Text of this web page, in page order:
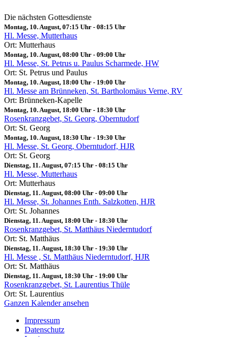
Die nächsten Gottesdienste
Montag, 10. August, 07:15 Uhr - 08:15 Uhr
Hl. Messe, Mutterhaus
Ort: Mutterhaus
Montag, 10. August, 08:00 Uhr - 09:00 Uhr
Hl. Messe, St. Petrus u. Paulus Scharmede, HW
Ort: St. Petrus und Paulus
Montag, 10. August, 18:00 Uhr - 19:00 Uhr
Hl. Messe am Brünneken, St. Bartholomäus Verne, RV
Ort: Brünneken-Kapelle
Montag, 10. August, 18:00 Uhr - 18:30 Uhr
Rosenkranzgebet, St. Georg, Oberntudorf
Ort: St. Georg
Montag, 10. August, 18:30 Uhr - 19:30 Uhr
Hl. Messe, St. Georg, Oberntudorf, HJR
Ort: St. Georg
Dienstag, 11. August, 07:15 Uhr - 08:15 Uhr
Hl. Messe, Mutterhaus
Ort: Mutterhaus
Dienstag, 11. August, 08:00 Uhr - 09:00 Uhr
Hl. Messe, St. Johannes Enth. Salzkotten, HJR
Ort: St. Johannes
Dienstag, 11. August, 18:00 Uhr - 18:30 Uhr
Rosenkranzgebet, St. Matthäus Niederntudorf
Ort: St. Matthäus
Dienstag, 11. August, 18:30 Uhr - 19:30 Uhr
Hl. Messe , St. Matthäus Niederntudorf, HJR
Ort: St. Matthäus
Dienstag, 11. August, 18:30 Uhr - 19:00 Uhr
Rosenkranzgebet, St. Laurentius Thüle
Ort: St. Laurentius
Ganzen Kalender ansehen
Impressum
Datenschutz